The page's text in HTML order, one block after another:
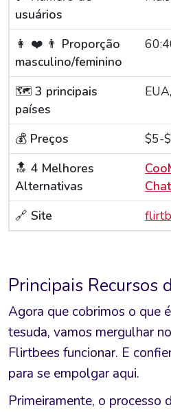
usuários
👩 ‍❤️ ‍👨 Proporção
masculino/feminino
🗺️ 3 principais
países
💰 Preços
$5-
🔝 4 Melhores
Alternativas
🔗 Site
Principais Recursos
Agora que cobrimos o que
tesuda, vamos mergulhar
Flirtbees funcionar. E
para se empolgar aqui.
Primeiramente, o processo